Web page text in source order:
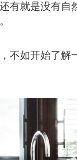
有就是没有自
如开始了解